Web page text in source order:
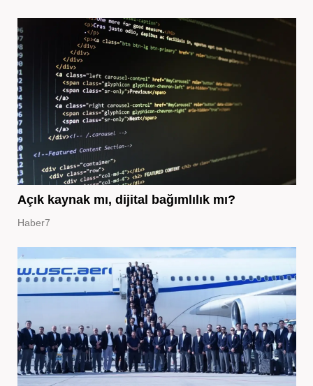
Açık kaynak mı, dijital bağımlılık mı?
Haber7